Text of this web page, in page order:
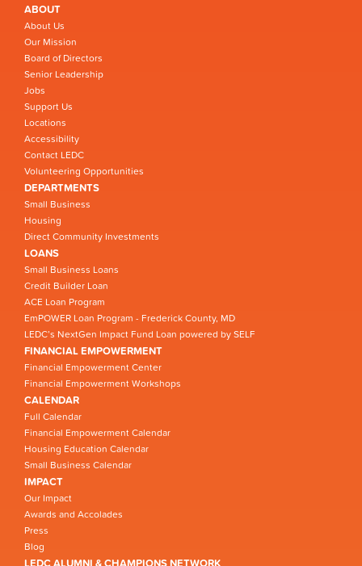
ABOUT
About Us
Our Mission
Board of Directors
Senior Leadership
Jobs
Support Us
Locations
Accessibility
Contact LEDC
Volunteering Opportunities
DEPARTMENTS
Small Business
Housing
Direct Community Investments
LOANS
Small Business Loans
Credit Builder Loan
ACE Loan Program
EmPOWER Loan Program - Frederick County, MD
LEDC’s NextGen Impact Fund Loan powered by SELF
FINANCIAL EMPOWERMENT
Financial Empowerment Center
Financial Empowerment Workshops
CALENDAR
Full Calendar
Financial Empowerment Calendar
Housing Education Calendar
Small Business Calendar
IMPACT
Our Impact
Awards and Accolades
Press
Blog
LEDC ALUMNI & CHAMPIONS NETWORK